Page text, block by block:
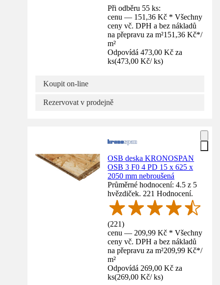
Při odběru 55 ks:
cenu — 151,36 Kč * Všechny
ceny vč. DPH a bez nákladů
na přepravu za m²151,36 Kč*/
m²
Odpovídá 473,00 Kč za
ks(473,00 Kč/ ks)
Koupit on-line
Rezervovat v prodejně
OSB deska KRONOSPAN
OSB 3 F0 4 PD 15 x 625 x
2050 mm nebroušená
Průměrné hodnocení: 4.5 z 5
hvězdiček. 221 Hodnocení.
(221)
cenu — 209,99 Kč * Všechny
ceny vč. DPH a bez nákladů
na přepravu za m²209,99 Kč*/
m²
Odpovídá 269,00 Kč za
ks(269,00 Kč/ ks)